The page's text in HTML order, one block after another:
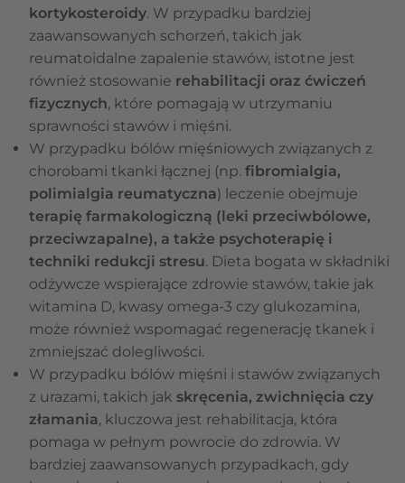
kortykosteroidy. W przypadku bardziej
zaawansowanych schorzeń, takich jak
reumatoidalne zapalenie stawów, istotne jest
również stosowanie rehabilitacji oraz ćwiczeń
fizycznych, które pomagają w utrzymaniu
sprawności stawów i mięśni.
W przypadku bólów mięśniowych związanych z
chorobami tkanki łącznej (np. fibromialgia,
polimialgia reumatyczna) leczenie obejmuje
terapię farmakologiczną (leki przeciwbólowe,
przeciwzapalne), a także psychoterapię i
techniki redukcji stresu. Dieta bogata w składniki
odżywcze wspierające zdrowie stawów, takie jak
witamina D, kwasy omega-3 czy glukozamina,
może również wspomagać regenerację tkanek i
zmniejszać dolegliwości.
W przypadku bólów mięśni i stawów związanych
z urazami, takich jak skręcenia, zwichnięcia czy
złamania, kluczowa jest rehabilitacja, która
pomaga w pełnym powrocie do zdrowia. W
bardziej zaawansowanych przypadkach, gdy